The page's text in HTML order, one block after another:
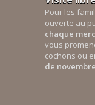
Pour les
ouverte au
chaque
vous
cochons ou
de